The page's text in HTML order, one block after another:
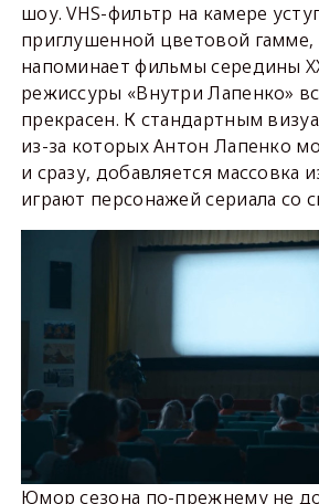
шоу. VHS-фильтр на камере
приглушенной цветовой гамме,
напоминает фильмы середины
режиссуры «Внутри Лапенко»
прекрасен. К стандартным
из-за которых Антон Лапенко
и сразу, добавляется массовка
играют персонажей сериала со
Юмор сезона по-прежнему не